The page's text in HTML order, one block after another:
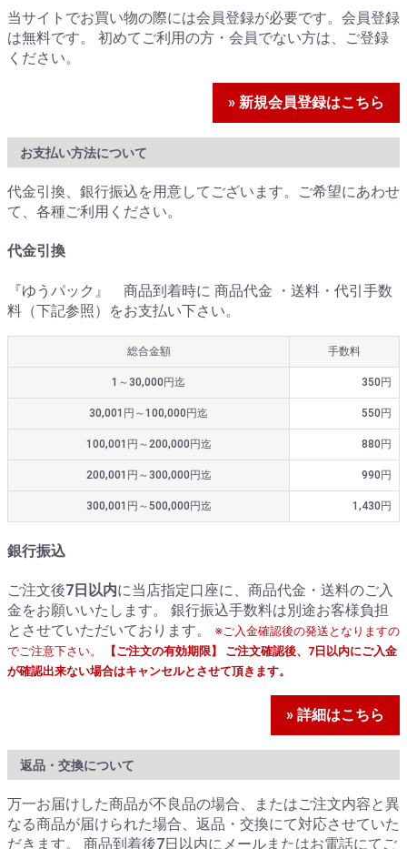
当サイトでお買い物の際には会員登録が必要です。会員登録
は無料です。 初めてご利用の方・会員でない方は、ご登録
ください。
» 新規会員登録はこちら
お支払い方法について
代金引換、銀行振込を用意してございます。ご希望にあわせ
て、各種ご利用ください。
代金引換
『ゆうパック』 商品到着時に 商品代金 ・送料・代引手数
料（下記参照）をお支払い下さい。
総合金額 手数料
1～30,000円迄 350円
30,001円～100,000円迄 550円
100,001円～200,000円迄 880円
200,001円～300,000円迄 990円
300,001円～500,000円迄 1,430円
銀行振込
ご注文後7日以内に当店指定口座に、商品代金・送料のご入
金をお願いいたします。 銀行振込手数料は別途お客様負担
とさせていただいております。
※ご入金確認後の発送となりますの
でご注意下さい。
【ご注文の有効期限】 ご注文確認後、7日以内にご入金
が確認出来ない場合はキャンセルとさせて頂きます。
» 詳細はこちら
返品・交換について
万一お届けした商品が不良品の場合、またはご注文内容と異
なる商品が届けられた場合、返品・交換にて対応させていた
だきます。 商品到着後7日以内にメールまたはお電話にてご